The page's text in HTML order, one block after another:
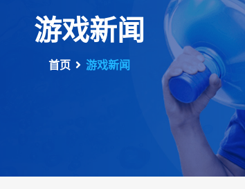
游戏新闻
首页 游戏新闻